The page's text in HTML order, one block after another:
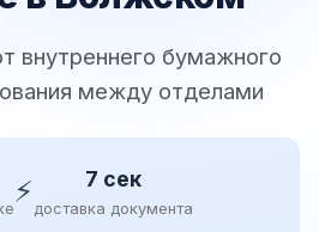
внутреннего бумажного
между отделами
⚡ 7 сек
доставка документа